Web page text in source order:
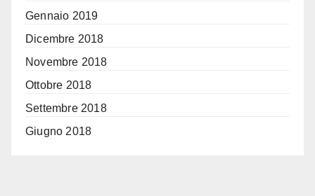
Gennaio 2019
Dicembre 2018
Novembre 2018
Ottobre 2018
Settembre 2018
Giugno 2018